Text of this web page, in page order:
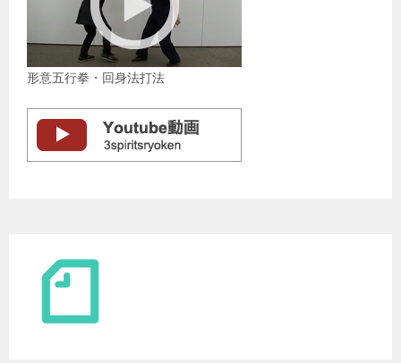
形意五行拳・回身法打法